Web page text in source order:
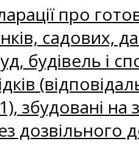
про
садових,
будівель і
збудовані на
дозвільного